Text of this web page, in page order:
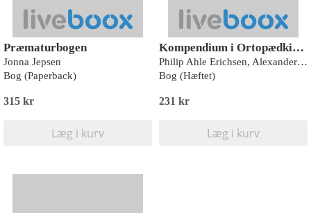
Præmaturbogen
Jonna Jepsen
Bog (Paperback)
315 kr
Læg i kurv
Kompendium i Ortopædkirurgi og Reumatologi
Philip Ahle Erichsen, Alexander Krüger Kjær og Majid Afzal
Bog (Hæftet)
231 kr
Læg i kurv